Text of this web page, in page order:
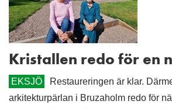
Kristallen redo för en
EKSJÖ
Restaureringen är klar.
arkitekturpärlan i Bruzaholm redo för